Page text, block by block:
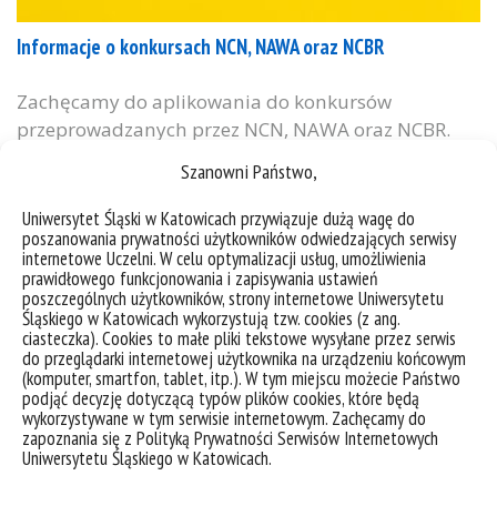
Szanowni Państwo,
Uniwersytet Śląski w Katowicach przywiązuje dużą wagę do
poszanowania prywatności użytkowników odwiedzających serwisy
internetowe Uczelni. W celu optymalizacji usług, umożliwienia
prawidłowego funkcjonowania i zapisywania ustawień
poszczególnych użytkowników, strony internetowe Uniwersytetu
Śląskiego w Katowicach wykorzystują tzw. cookies (z ang.
ciasteczka). Cookies to małe pliki tekstowe wysyłane przez serwis
do przeglądarki internetowej użytkownika na urządzeniu końcowym
(komputer, smartfon, tablet, itp.). W tym miejscu możecie Państwo
podjąć decyzję dotyczącą typów plików cookies, które będą
wykorzystywane w tym serwisie internetowym. Zachęcamy do
zapoznania się z Polityką Prywatności Serwisów Internetowych
Uniwersytetu Śląskiego w Katowicach.
Informacje o konkursach NCN, NAWA oraz NCBR
Zachęcamy do aplikowania do konkursów
przeprowadzanych przez NCN, NAWA oraz NCBR.
naborów. WAŻNE! Przed złożeniem wniosku należy
uzyskać zgodę władz uczelni. W tym celu należy
wypełnić formularz zgłoszeniowy, dostępny pod
adresem: https://us.edu.pl/pracownik/sprawy-
naukowe/strefa-projektow/skladanie-wnioskow-
projektowych/ oraz skontaktować się z biurem
projektów WNS. Lista aktualnych naborów znajduje
się również pod adresem: DAINA 3...
kategorie:informacje projekty
wiadomości
tagi :nawa ncbr ncn projekty